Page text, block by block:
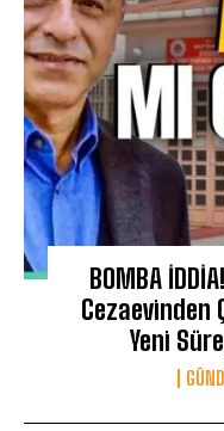
BOMBA
Cezaevinden
Yeni